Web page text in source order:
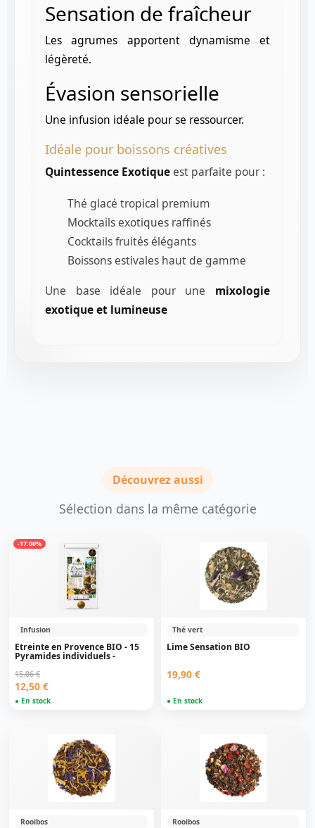
Sensation de fraîcheur
Les agrumes apportent dynamisme et
légèreté.
Évasion sensorielle
Une infusion idéale pour se ressourcer.
Idéale pour boissons créatives
Quintessence Exotique est parfaite pour :
Thé glacé tropical premium
Mocktails exotiques raffinés
Cocktails fruités élégants
Boissons estivales haut de gamme
Une base idéale pour une mixologie
exotique et lumineuse
Découvrez aussi
Sélection dans la même catégorie
-17.00%
Infusion
Etreinte en Provence BIO - 15
Pyramides individuels -
15,06 €
12,50 €
● En stock
Thé vert
Lime Sensation BIO
19,90 €
● En stock
Rooibos Rooibos